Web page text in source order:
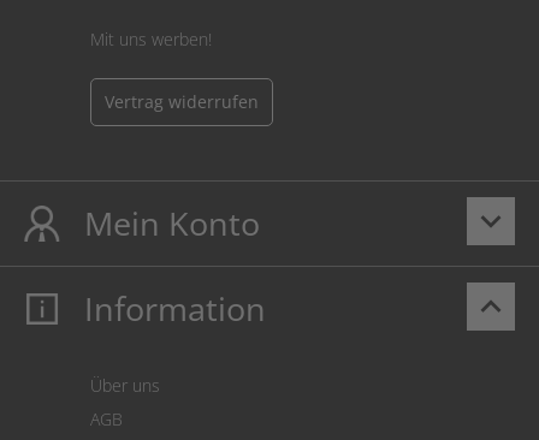
Mit uns werben!
Vertrag widerrufen
keyboard_arrow_down
Mein Konto
Mein Konto
keyboard_arrow_up
Information
Über uns
AGB